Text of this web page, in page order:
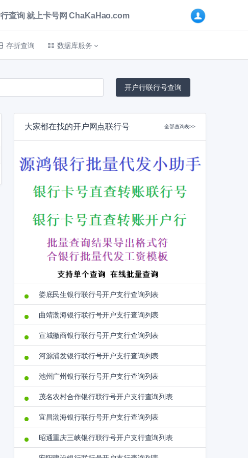
查询 就上卡号网 ChaKaHao.com
存折查询 数据库服务
大家都在找的开户网点联行号 全部查询表>>
娄底民生银行联行号开户支行查询列表
曲靖渤海银行联行号开户支行查询列表
宣城徽商银行联行号开户支行查询列表
河源浦发银行联行号开户支行查询列表
池州广州银行联行号开户支行查询列表
茂名农村合作银行联行号开户支行查询列表
宜昌渤海银行联行号开户支行查询列表
昭通重庆三峡银行联行号开户支行查询列表